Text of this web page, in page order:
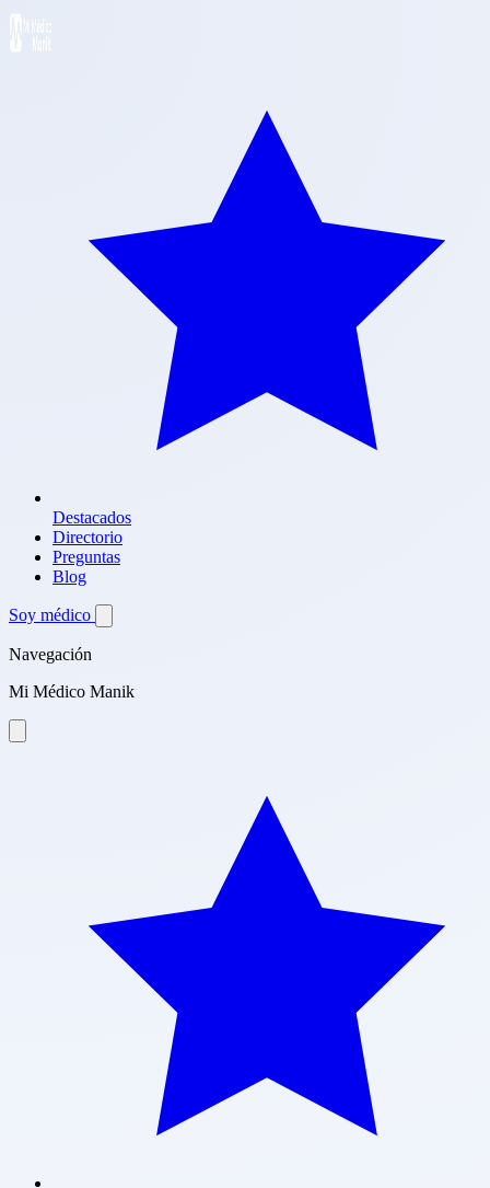
Destacados
Directorio
Preguntas
Blog
Soy médico
Navegación
Mi Médico Manik